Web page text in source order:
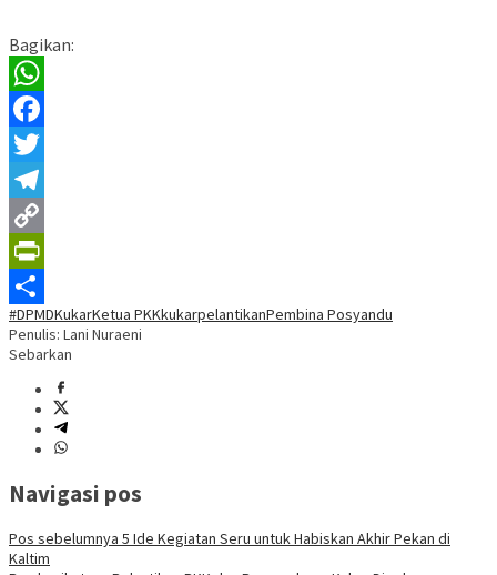
Bagikan:
WhatsApp
Facebook
Twitter
Telegram
Copy
Link
PrintFriendly
Share
#DPMDKukarKetua PKKkukarpelantikanPembina Posyandu
Penulis: Lani Nuraeni
Sebarkan
Navigasi pos
Pos sebelumnya 5 Ide Kegiatan Seru untuk Habiskan Akhir Pekan di
Kaltim